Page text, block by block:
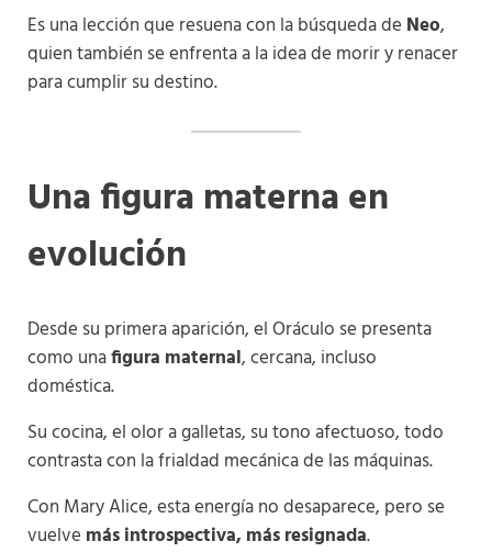
Es una lección que resuena con la búsqueda de Neo,
quien también se enfrenta a la idea de morir y renacer
para cumplir su destino.
Una figura materna en
evolución
Desde su primera aparición, el Oráculo se presenta
como unafigura maternal, cercana, incluso
doméstica.
Su cocina, el olor a galletas, su tono afectuoso, todo
contrasta con la frialdad mecánica de las máquinas.
Con Mary Alice, esta energía no desaparece, pero se
vuelve más introspectiva, más resignada.